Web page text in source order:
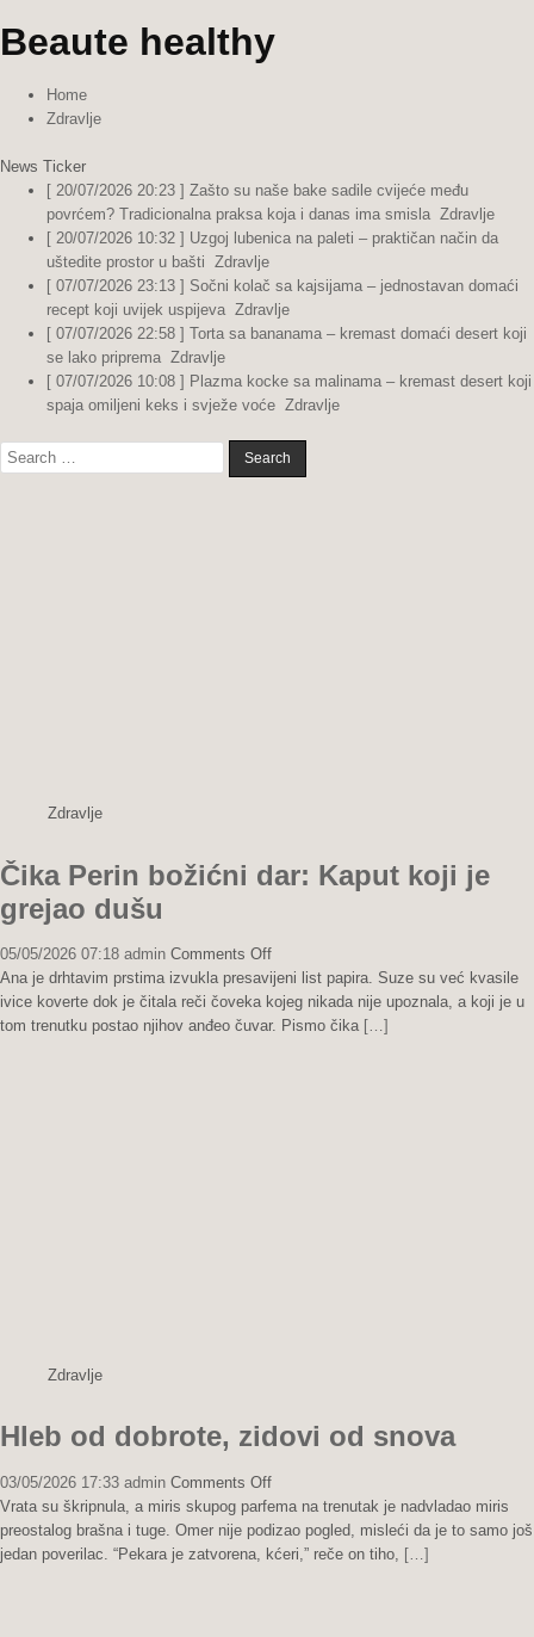
Beaute healthy
Home
Zdravlje
News Ticker
[ 20/07/2026 20:23 ] Zašto su naše bake sadile cvijeće među
povrćem? Tradicionalna praksa koja i danas ima smisla Zdravlje
[ 20/07/2026 10:32 ] Uzgoj lubenica na paleti – praktičan način da
uštedite prostor u bašti Zdravlje
[ 07/07/2026 23:13 ] Sočni kolač sa kajsijama – jednostavan domaći
recept koji uvijek uspijeva Zdravlje
[ 07/07/2026 22:58 ] Torta sa bananama – kremast domaći desert koji
se lako priprema Zdravlje
[ 07/07/2026 10:08 ] Plazma kocke sa malinama – kremast desert koji
spaja omiljeni keks i svježe voće Zdravlje
Search
for:
Zdravlje
Čika Perin božićni dar: Kaput koji je
grejao dušu
05/05/2026 07:18 admin Comments Offon
Čika
Perin
božićni
Ana je drhtavim prstima izvukla presavijeni list papira. Suze su već kvasile
ivice koverte dok je čitala reči čoveka kojeg nikada nije upoznala, a koji je u
tom trenutku postao njihov anđeo čuvar. Pismo čika […]
Zdravlje
Hleb od dobrote, zidovi od snova
03/05/2026 17:33 admin Comments Offon
Hleb
od
dobrote,
Vrata su škripnula, a miris skupog parfema na trenutak je nadvladao miris
preostalog brašna i tuge. Omer nije podizao pogled, misleći da je to samo još
jedan poverilac. “Pekara je zatvorena, kćeri,” reče on tiho,
[…]